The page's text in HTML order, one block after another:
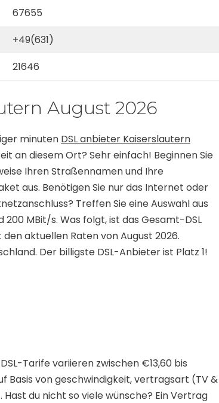
67655
+49(631)
21646
August 2026
minuten DSL anbieter Kaiserslautern
an diesem Ort? Sehr einfach! Beginnen Sie
Ihren Straßennamen und Ihre
aus. Benötigen Sie nur das Internet oder
Treffen Sie eine Auswahl aus
MBit/s. Was folgt, ist das Gesamt-DSL
aktuellen Raten von August 2026.
Der billigste DSL-Anbieter ist Platz 1!
Tarife variieren zwischen €13,60 bis
Basis von geschwindigkeit, vertragsart (TV &
du nicht so viele wünsche? Ein Vertrag